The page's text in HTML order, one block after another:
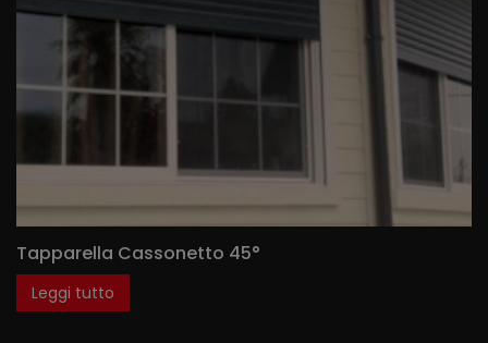
Tapparella Cassonetto 45°
Leggi tutto